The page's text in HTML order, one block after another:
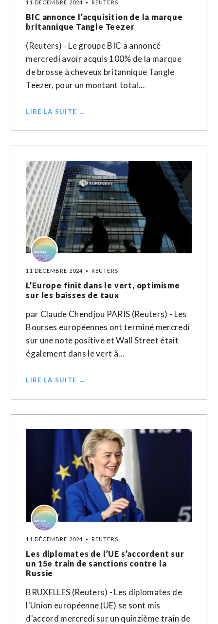
11 DÉCEMBRE 2024 REUTERS
BIC annonce l’acquisition de la marque
britannique Tangle Teezer
(Reuters) - Le groupe BIC a annoncé
mercredi avoir acquis 100% de la marque
de brosse à cheveux britannique Tangle
Teezer, pour un montant total…
LIRE LA SUITE →
11 DÉCEMBRE 2024 REUTERS
L’Europe finit dans le vert, optimisme
sur les baisses de taux
par Claude Chendjou PARIS (Reuters) - Les
Bourses européennes ont terminé mercredi
sur une note positive et Wall Street était
également dans le vert à…
LIRE LA SUITE →
11 DÉCEMBRE 2024 REUTERS
Les diplomates de l’UE s’accordent sur
un 15e train de sanctions contre la
Russie
BRUXELLES (Reuters) - Les diplomates de
l'Union européenne (UE) se sont mis
d'accord mercredi sur un quinzième train de